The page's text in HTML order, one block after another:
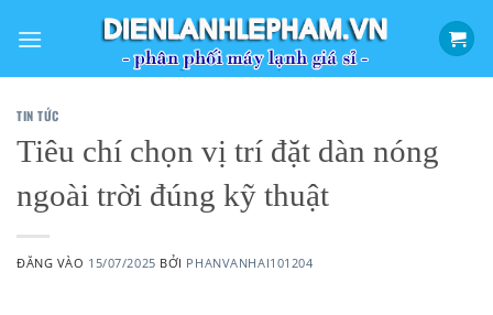
qua
TIN TỨC
Tiêu chí chọn vị trí đặt dàn nóng
ngoài trời đúng kỹ thuật
ĐĂNG VÀO 15/07/2025 BỞI PHANVANHAI101204